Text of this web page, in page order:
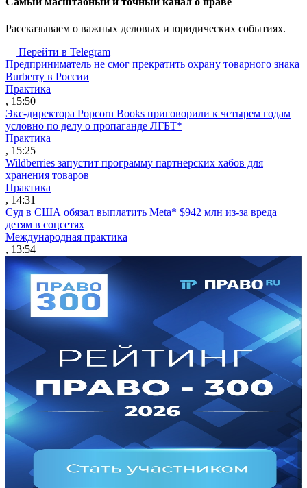
Рассказываем о важных деловых и юридических событиях.
Перейти в Telegram
Предприниматель не смог прекратить охрану товарного знака
Burberry в России
Практика
, 15:50
Экс-директора Popcorn Books приговорили к четырем годам
условно по делу о пропаганде ЛГБТ*
Практика
, 15:25
Wildberries запустит программу партнерских хабов для
хранения товаров
Практика
, 14:31
Суд в США обязал выплатить Meta* $942 млн из-за вреда
детям в соцсетях
Международная практика
, 13:54